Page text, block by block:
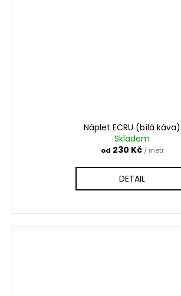
Náplet ECRU (bílá káva)
Skladem
od 230 Kč / metr
DETAIL